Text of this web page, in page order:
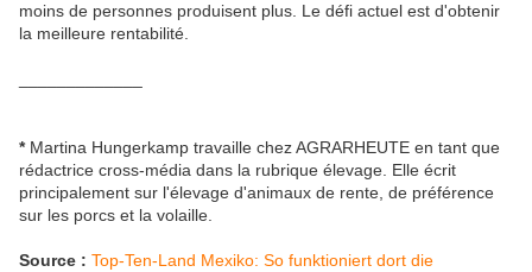
moins de personnes produisent plus. Le défi actuel est d'obtenir
la meilleure rentabilité.
* Martina Hungerkamp travaille chez AGRARHEUTE en tant que
rédactrice cross-média dans la rubrique élevage. Elle écrit
principalement sur l'élevage d'animaux de rente, de préférence
sur les porcs et la volaille.
Source : Top-Ten-Land Mexiko: So funktioniert dort die